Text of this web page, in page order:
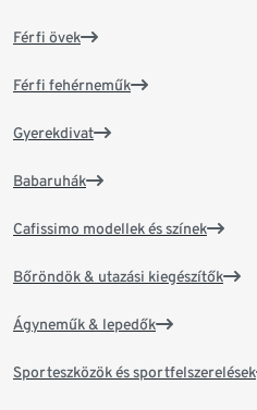
Férfi övek
Férfi fehérneműk
Gyerekdivat
Babaruhák
Cafissimo modellek és színek
Bőröndök & utazási kiegészítők
Ágyneműk & lepedők
Sporteszközök és sportfelszerelések